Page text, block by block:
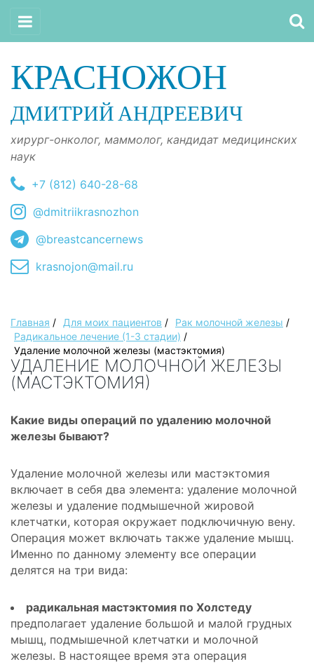
КРАСНОЖОН
ДМИТРИЙ АНДРЕЕВИЧ
хирург-онколог, маммолог, кандидат медицинских
наук
+7 (812) 640-28-68
@dmitriikrasnozhon
@breastcancernews
krasnojon@mail.ru
Главная / Для моих пациентов / Рак молочной железы /
Радикальное лечение (1-3 стадии) /
Удаление молочной железы (мастэктомия)
УДАЛЕНИЕ МОЛОЧНОЙ ЖЕЛЕЗЫ
(МАСТЭКТОМИЯ)
Какие виды операций по удалению молочной
железы бывают?
Удаление молочной железы или мастэктомия
включает в себя два элемента: удаление молочной
железы и удаление подмышечной жировой
клетчатки, которая окружает подключичную вену.
Операция может включать также удаление мышц.
Именно по данному элементу все операции
делятся на три вида:
радикальная мастэктомия по Холстеду
предполагает удаление большой и малой грудных
мышц, подмышечной клетчатки и молочной
железы. В настоящее время эта операция